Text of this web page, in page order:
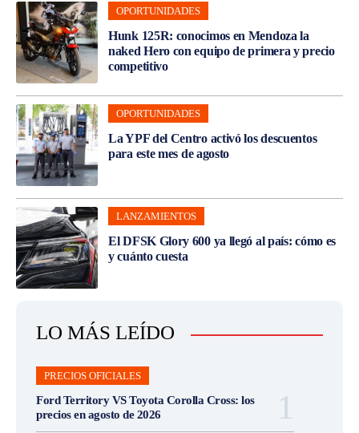
OPORTUNIDADES
Hunk 125R: conocimos en Mendoza la
naked Hero con equipo de primera y precio
competitivo
OPORTUNIDADES
La YPF del Centro activó los descuentos
para este mes de agosto
LANZAMIENTOS
El DFSK Glory 600 ya llegó al país: cómo es
y cuánto cuesta
LO MÁS LEÍDO
PRECIOS OFICIALES
Ford Territory VS Toyota Corolla Cross: los
precios en agosto de 2026